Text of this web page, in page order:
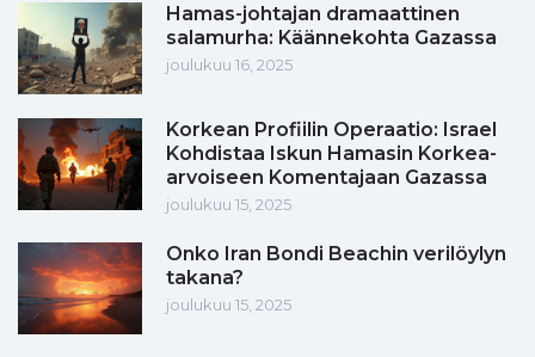
Hamas-johtajan dramaattinen
salamurha: Käännekohta Gazassa
joulukuu 16, 2025
Korkean Profiilin Operaatio: Israel
Kohdistaa Iskun Hamasin Korkea-
arvoiseen Komentajaan Gazassa
joulukuu 15, 2025
Onko Iran Bondi Beachin verilöylyn
takana?
joulukuu 15, 2025